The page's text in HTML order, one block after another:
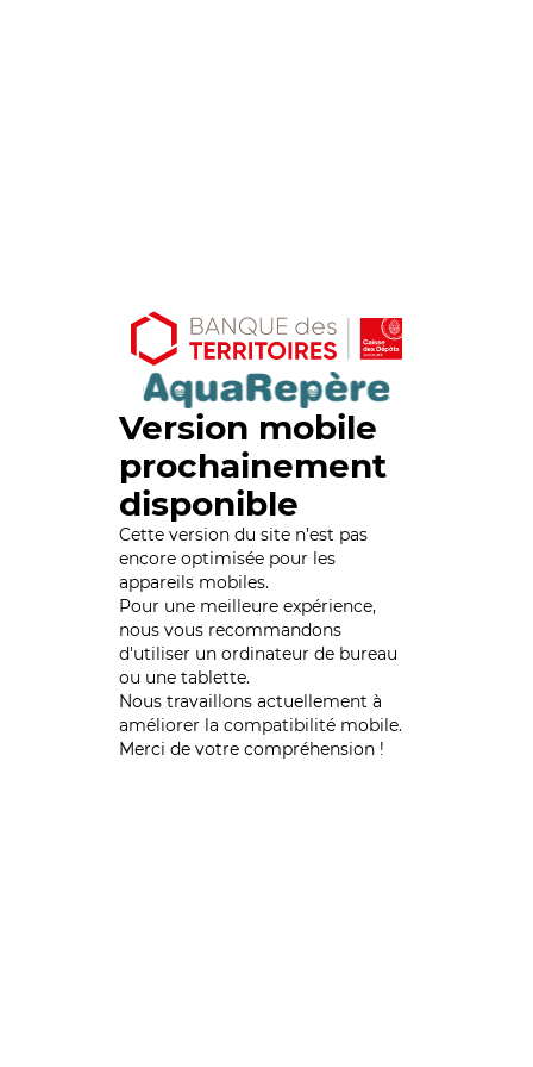
Version mobile
prochainement
disponible
Cette version du site n’est pas
encore optimisée pour les
appareils mobiles.
Pour une meilleure expérience,
nous vous recommandons
d'utiliser un ordinateur de bureau
ou une tablette.
Nous travaillons actuellement à
améliorer la compatibilité mobile.
Merci de votre compréhension !